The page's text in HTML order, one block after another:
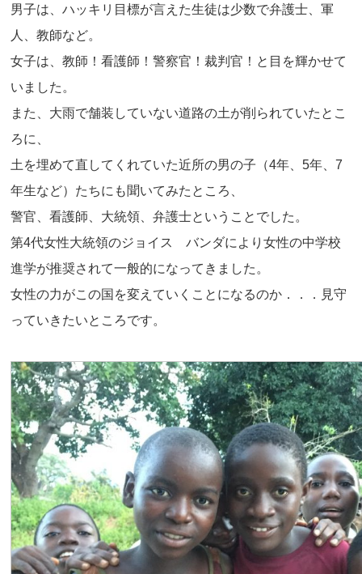
男子は、ハッキリ目標が言えた生徒は少数で弁護士、軍
人、教師など。
女子は、教師！看護師！警察官！裁判官！と目を輝かせて
いました。
また、大雨で舗装していない道路の土が削られていたとこ
ろに、
土を埋めて直してくれていた近所の男の子（4年、5年、7
年生など）たちにも聞いてみたところ、
警官、看護師、大統領、弁護士ということでした。
第4代女性大統領のジョイス バンダにより女性の中学校
進学が推奨されて一般的になってきました。
女性の力がこの国を変えていくことになるのか．．．見守
っていきたいところです。